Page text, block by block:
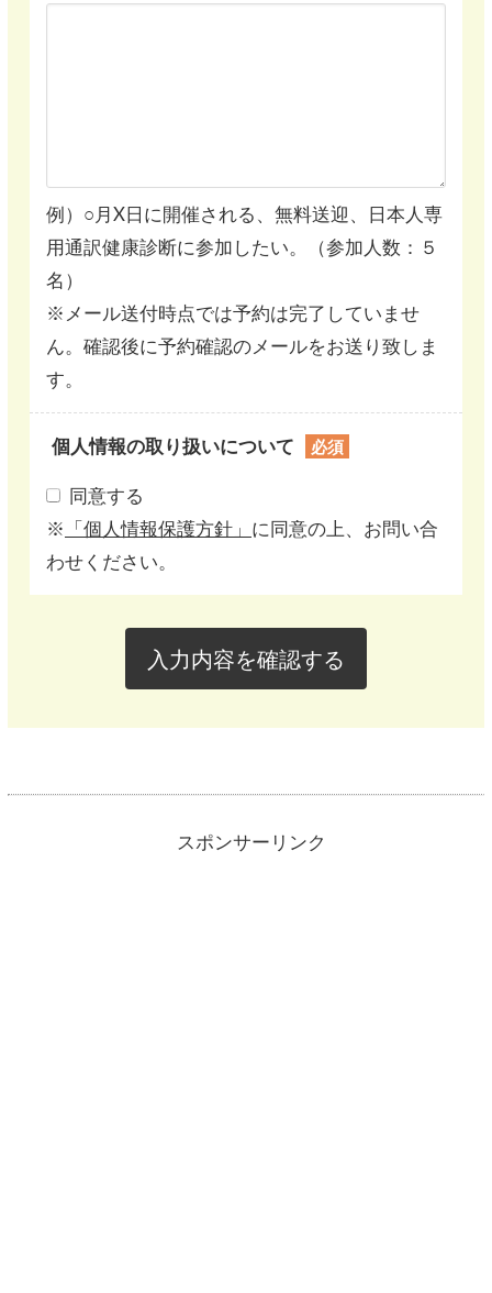
例）○月X日に開催される、無料送迎、日本人専
用通訳健康診断に参加したい。（参加人数：５
名）
※メール送付時点では予約は完了していませ
ん。確認後に予約確認のメールをお送り致しま
す。
個人情報の取り扱いについて 必須
同意する
※ 「個人情報保護方針」 に同意の上、お問い合
わせください。
スポンサーリンク